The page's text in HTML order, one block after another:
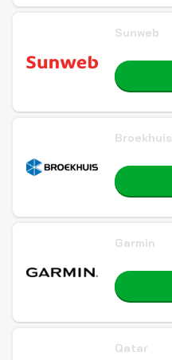
Sunweb
Broekhuis
Garmin
Qatar